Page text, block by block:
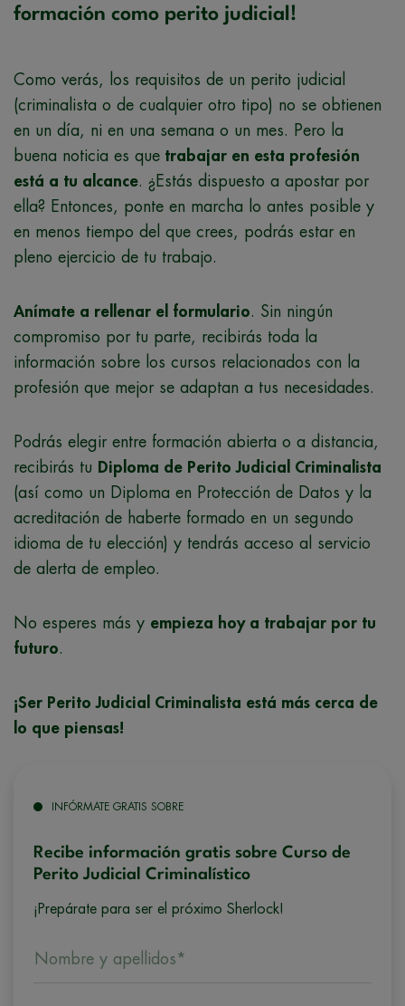
formación como perito judicial!
Como verás, los requisitos de un perito judicial
(criminalista o de cualquier otro tipo) no se obtienen
en un día, ni en una semana o un mes. Pero la
buena noticia es que trabajar en esta profesión
está a tu alcance. ¿Estás dispuesto a apostar por
ella? Entonces, ponte en marcha lo antes posible y
en menos tiempo del que crees, podrás estar en
pleno ejercicio de tu trabajo.
Anímate a rellenar el formulario. Sin ningún
compromiso por tu parte, recibirás toda la
información sobre los cursos relacionados con la
profesión que mejor se adaptan a tus necesidades.
Podrás elegir entre formación abierta o a distancia,
recibirás tu Diploma de Perito Judicial Criminalista
(así como un Diploma en Protección de Datos y la
acreditación de haberte formado en un segundo
idioma de tu elección) y tendrás acceso al servicio
de alerta de empleo.
No esperes más y empieza hoy a trabajar por tu
futuro.
¡Ser Perito Judicial Criminalista está más cerca de
lo que piensas!
INFÓRMATE GRATIS SOBRE
Recibe información gratis sobre Curso de
Perito Judicial Criminalístico
¡Prepárate para ser el próximo Sherlock!
Nombre y apellidos*